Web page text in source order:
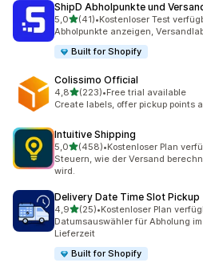
ShipD Abholpunkte und
5,0von 5 Sternen
(41)
41 Rezensionen insgesamt
•Kostenloser Test
Abholpunkte anzeigen,
Built for Shopify
Colissimo Official
4,8von 5 Sternen
(223)
223 Rezensionen insgesamt
•Free trial available
Create labels, offer pickup points
Intuitive Shipping
5,0von 5 Sternen
(458)
458 Rezensionen insgesamt
•Kostenloser Plan
Steuern, wie der Versand
wird.
Delivery Date Time Slot Pickup
4,9von 5 Sternen
(25)
25 Rezensionen insgesamt
•Kostenloser Plan
Datumsauswähler für Abholung
Lieferzeit
Built for Shopify